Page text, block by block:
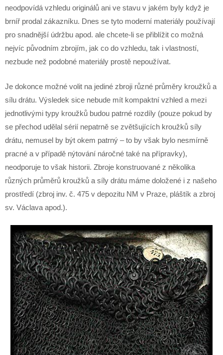
neodpovídá vzhledu originálů ani ve stavu v jakém byly když je
brníř prodal zákazníku. Dnes se tyto moderní materiály používají
pro snadnější údržbu apod. ale chcete-li se přiblížit co možná
nejvíc původním zbrojím, jak co do vzhledu, tak i vlastností,
nezbude než podobné materiály prostě nepoužívat.
Je dokonce možné volit na jediné zbroji různé průměry kroužků a
sílu drátu. Výsledek sice nebude mít kompaktní vzhled a mezi
jednotlivými typy kroužků budou patrné rozdíly (pouze pokud by
se přechod udělal sérií nepatrně se zvětšujících kroužků síly
drátu, nemusel by být okem patrný – to by však bylo nesmírně
pracné a v případě nýtování náročné také na přípravky),
neodporuje to však historii. Zbroje konstruované z několika
různých průměrů kroužků a síly drátu máme doložené i z našeho
prostředí (zbroj inv. č. 475 v depozitu NM v Praze, pláštík a zbroj
sv. Václava apod.).